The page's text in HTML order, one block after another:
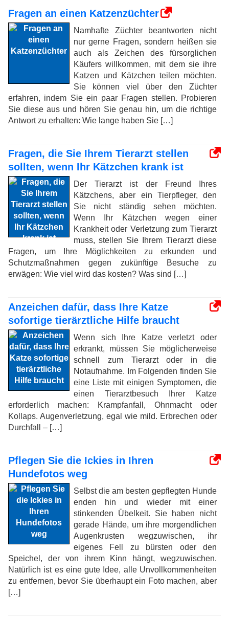
Fragen an einen Katzenzüchter
Namhafte Züchter beantworten nicht
nur gerne Fragen, sondern heißen sie
auch als Zeichen des fürsorglichen
Käufers willkommen, mit dem sie ihre
Katzen und Kätzchen teilen möchten.
Sie können viel über den Züchter
erfahren, indem Sie ein paar Fragen stellen. Probieren
Sie diese aus und hören Sie genau hin, um die richtige
Antwort zu erhalten: Wie lange haben Sie […]
Fragen, die Sie Ihrem Tierarzt stellen
sollten, wenn Ihr Kätzchen krank ist
Der Tierarzt ist der Freund Ihres
Kätzchens, aber ein Tierpfleger, den
Sie nicht ständig sehen möchten.
Wenn Ihr Kätzchen wegen einer
Krankheit oder Verletzung zum Tierarzt
muss, stellen Sie Ihrem Tierarzt diese
Fragen, um Ihre Möglichkeiten zu erkunden und
Schutzmaßnahmen gegen zukünftige Besuche zu
erwägen: Wie viel wird das kosten? Was sind […]
Anzeichen dafür, dass Ihre Katze
sofortige tierärztliche Hilfe braucht
Wenn sich Ihre Katze verletzt oder
erkrankt, müssen Sie möglicherweise
schnell zum Tierarzt oder in die
Notaufnahme. Im Folgenden finden Sie
eine Liste mit einigen Symptomen, die
einen Tierarztbesuch Ihrer Katze
erforderlich machen: Krampfanfall, Ohnmacht oder
Kollaps. Augenverletzung, egal wie mild. Erbrechen oder
Durchfall – […]
Pflegen Sie die Ickies in Ihren
Hundefotos weg
Selbst die am besten gepflegten Hunde
enden hin und wieder mit einer
stinkenden Übelkeit. Sie haben nicht
gerade Hände, um ihre morgendlichen
Augenkrusten wegzuwischen, ihr
eigenes Fell zu bürsten oder den
Speichel, der von ihrem Kinn hängt, wegzuwischen.
Natürlich ist es eine gute Idee, alle Unvollkommenheiten
zu entfernen, bevor Sie überhaupt ein Foto machen, aber
[…]